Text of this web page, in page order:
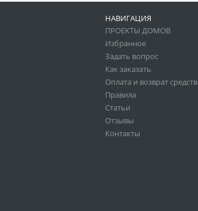
НАВИГАЦИЯ
ПРОЕКТЫ ДОМОВ
Избранное
Задать вопрос
Как заказать
Оплата и возврат средств
Правила
Статьи
Отзывы
Контакты